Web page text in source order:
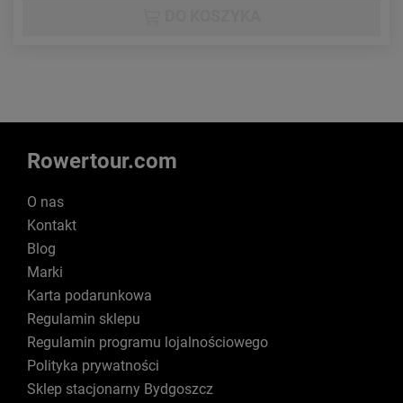
Rowertour.com
O nas
Kontakt
Blog
Marki
Karta podarunkowa
Regulamin sklepu
Regulamin programu lojalnościowego
Polityka prywatności
Sklep stacjonarny Bydgoszcz